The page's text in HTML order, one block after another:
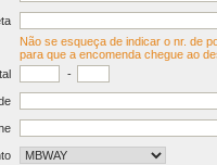
Não se esqueça de indicar o nr. de
para que a encomenda chegue ao
-